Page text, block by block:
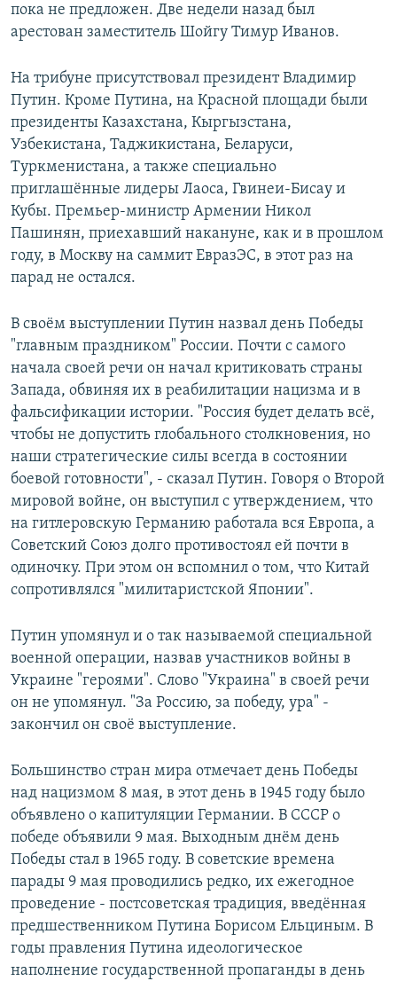
пока не предложен. Две недели назад был
арестован заместитель Шойгу Тимур Иванов.
На трибуне присутствовал президент Владимир
Путин. Кроме Путина, на Красной площади были
президенты Казахстана, Кыргызстана,
Узбекистана, Таджикистана, Беларуси,
Туркменистана, а также специально
приглашённые лидеры Лаоса, Гвинеи-Бисау и
Кубы. Премьер-министр Армении Никол
Пашинян, приехавший накануне, как и в прошлом
году, в Москву на саммит ЕвразЭС, в этот раз на
парад не остался.
В своём выступлении Путин назвал день Победы
"главным праздником" России. Почти с самого
начала своей речи он начал критиковать страны
Запада, обвиняя их в реабилитации нацизма и в
фальсификации истории. "Россия будет делать всё,
чтобы не допустить глобального столкновения, но
наши стратегические силы всегда в состоянии
боевой готовности", - сказал Путин. Говоря о Второй
мировой войне, он выступил с утверждением, что
на гитлеровскую Германию работала вся Европа, а
Советский Союз долго противостоял ей почти в
одиночку. При этом он вспомнил о том, что Китай
сопротивлялся "милитаристской Японии".
Путин упомянул и о так называемой специальной
военной операции, назвав участников войны в
Украине "героями". Слово "Украина" в своей речи
он не упомянул. "За Россию, за победу, ура" -
закончил он своё выступление.
Большинство стран мира отмечает день Победы
над нацизмом 8 мая, в этот день в 1945 году было
объявлено о капитуляции Германии. В СССР о
победе объявили 9 мая. Выходным днём день
Победы стал в 1965 году. В советские времена
парады 9 мая проводились редко, их ежегодное
проведение - постсоветская традиция, введённая
предшественником Путина Борисом Ельциным. В
годы правления Путина идеологическое
наполнение государственной пропаганды в день